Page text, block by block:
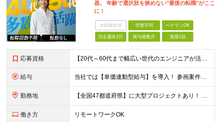
器。 年齢で選択肢を狭めない"最後の転職"がここ
に！
未経験歓迎 学歴不問 ベテランOK
完全週休2日 賞与複数月 面接1回
応募資格 【20代～60代まで幅広い世代のエンジニアが活躍してます】 ■学歴不問 ■転職回数不問 ■開発経験（年数不問）をお持ちの方
給与 当社では【単価連動型給与】を導入！ 参画案件の契約単価に連動して給与が決定。 還元率は単価の【70％～80％】と東証プライム上場グループとして高水準です！（社会保険料・教育コスト含む） ■関東：月給
勤務地 【全国47都道府県】に大型プロジェクトあり！ 主要勤務地： 北海道/宮城県/栃木県/埼玉県/千葉県/東京都/神奈川県/愛知県/大阪府/京都府/兵庫県/広島県/福岡県/熊本県 ※勤務エリアは、あなたの
働き方 リモートワークOK